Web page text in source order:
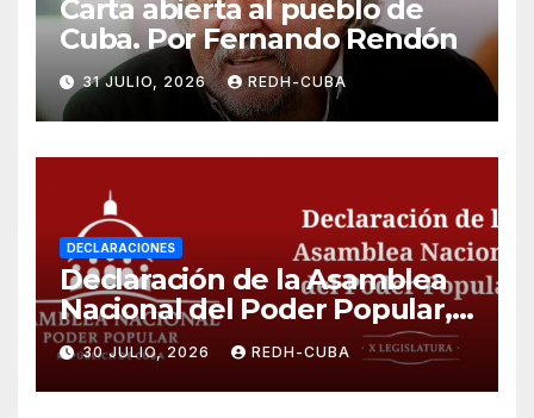
Carta abierta al pueblo de
Cuba. Por Fernando Rendón
31 JULIO, 2026 REDH-CUBA
DECLARACIONES
Declaración de la Asamblea
Nacional del Poder Popular,
¡Cesen el cerco energético y
el castigo colectivo al pueblo
cubano!
30 JULIO, 2026 REDH-CUBA